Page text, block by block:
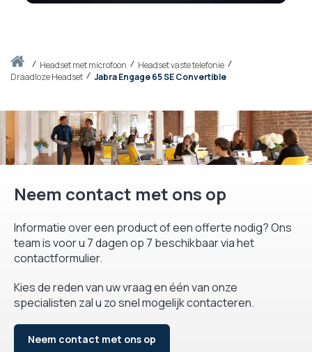
Thuisheadset met microfoon
Headset vaste telefonie
Draadloze Headset
Jabra Engage 65 SE Convertible
Neem contact met ons op
Informatie over een product of een offerte nodig? Ons
team is voor u 7 dagen op 7 beschikbaar via het
contactformulier.
Kies de reden van uw vraag en één van onze
specialisten zal u zo snel mogelijk contacteren.
Neem contact met ons op